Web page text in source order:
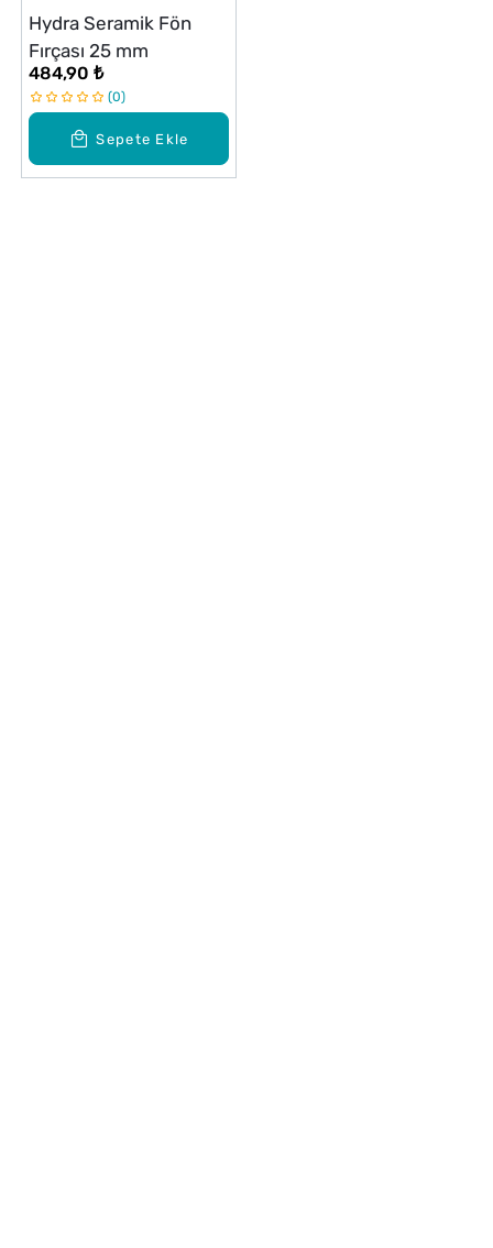
Sepete Ekle
Hydra Seramik Fön
Fırçası 25 mm
484,90 ₺
0